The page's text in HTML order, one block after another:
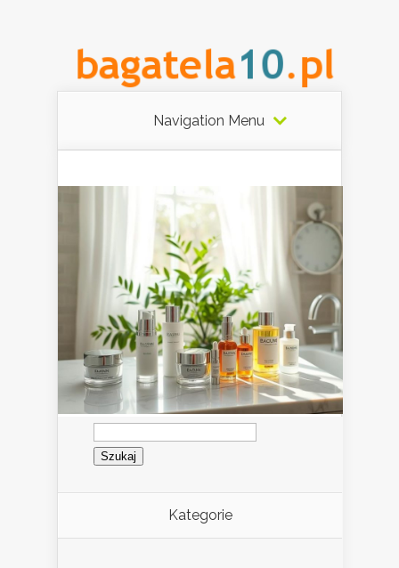
Navigation Menu
Szukaj:
Kategorie